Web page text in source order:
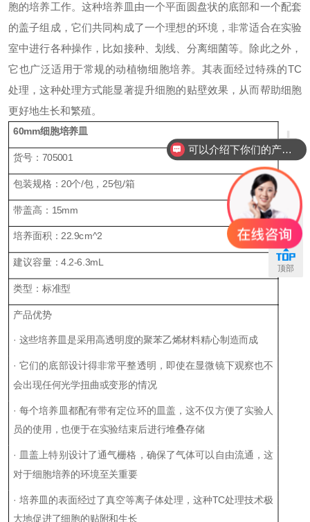
胞的培养工作。这种培养皿由一个平面圆盘状的底部和一个配套
的盖子组成，它们共同构成了一个理想的环境，非常适合在实验
室中进行各种操作，比如接种、划线、分离细菌等。除此之外，
它也广泛适用于常规的动植物细胞培养。其表面经过特殊的TC
处理，这种处理方式能显著提升细胞的贴壁效果，从而帮助细胞
更好地生长和繁殖。
+
60mm细胞培养皿
货号： 705001
包装规格： 20个/包，25包/箱
带盖高： 15mm
培养面积： 22.9cm^2
建议容量：4.2-6.3mL
类型：标准型
产品优势
· 这些培养皿是采用高透明度的聚苯乙烯材料精心制造而成
· 它们的底部设计得非常平整透明，即使在显微镜下观察也不
会出现任何光学扭曲或变形的情况
· 每个培养皿都配有带有定位环的皿盖，这不仅方便了实验人
员的使用，也便于在实验结束后进行堆叠存储
· 皿盖上特别设计了通气栅格，确保了气体可以自由流通，这
对于细胞培养的环境至关重要
· 培养皿的表面经过了真空等离子体处理，这种TC处理技术极
大地促进了细胞的贴附和生长
联系
顶部
可以介绍下你们的产品么？